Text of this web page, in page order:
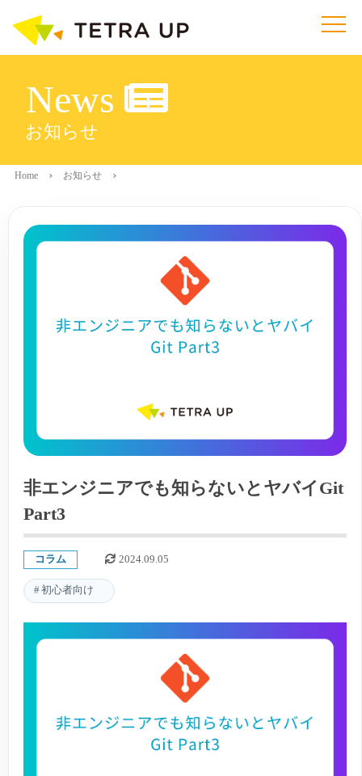
News
お知らせ
Home お知らせ
非エンジニアでも知らないとヤバイGit
Part3
コラム 2024.09.05
初心者向け